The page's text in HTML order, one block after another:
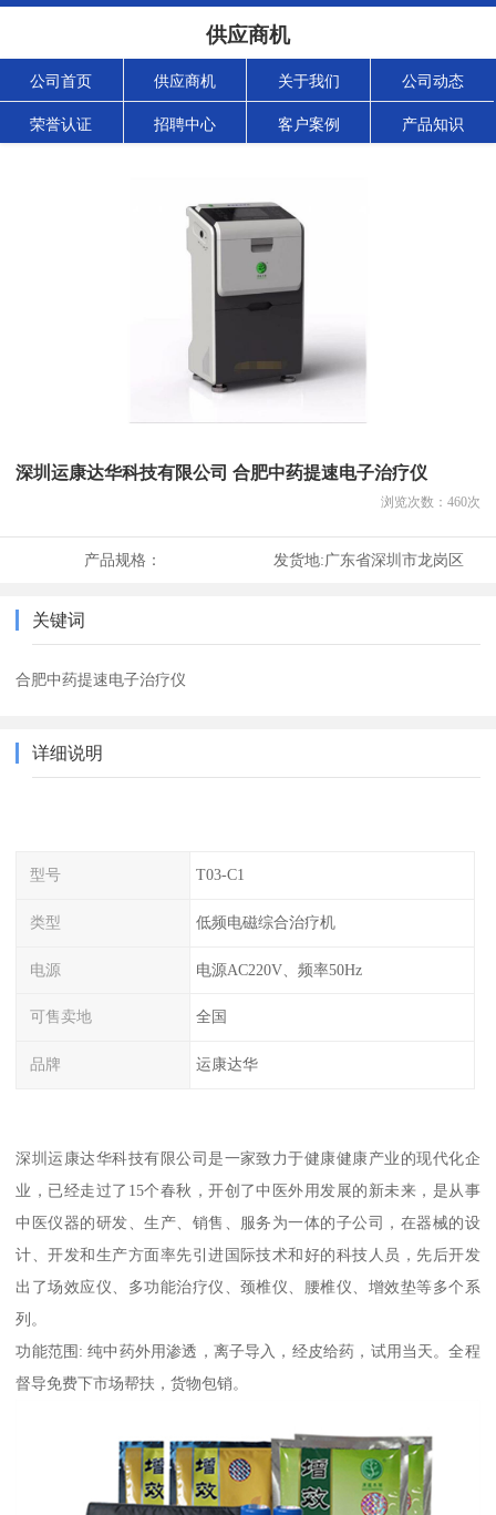
供应商机
公司首页 供应商机 关于我们 公司动态
荣誉认证 招聘中心 客户案例 产品知识
深圳运康达华科技有限公司 合肥中药提速电子治疗仪
浏览次数： 460次
产品规格： 发货地:广东省深圳市龙岗区
关键词
合肥中药提速电子治疗仪
详细说明
型号 T03-C1
类型 低频电磁综合治疗机
电源 电源AC220V、频率50Hz
可售卖地 全国
品牌 运康达华
深圳运康达华科技有限公司是一家致力于健康健康产业的现代化企
业，已经走过了15个春秋，开创了中医外用发展的新未来，是从事
中医仪器的研发、生产、销售、服务为一体的子公司，在器械的设
计、开发和生产方面率先引进国际技术和好的科技人员，先后开发
出了场效应仪、多功能治疗仪、颈椎仪、腰椎仪、增效垫等多个系
列。
功能范围: 纯中药外用渗透，离子导入，经皮给药，试用当天。全程
督导免费下市场帮扶，货物包销。